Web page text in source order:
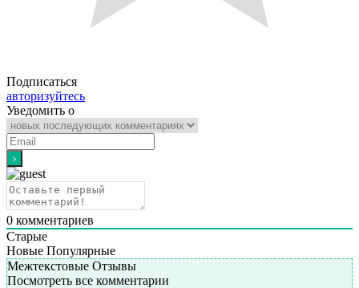
Подписаться
авторизуйтесь
Уведомить о
0 комментариев
Старые
Новые Популярные
Межтекстовые Отзывы
Посмотреть все комментарии